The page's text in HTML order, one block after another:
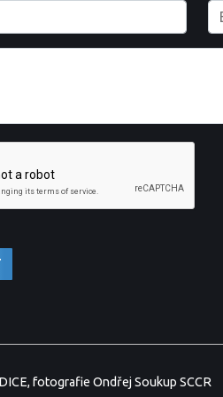
fotografie Ondřej Soukup SCCR